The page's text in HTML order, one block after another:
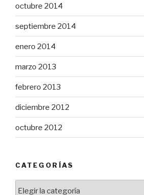
octubre 2014
septiembre 2014
enero 2014
marzo 2013
febrero 2013
diciembre 2012
octubre 2012
CATEGORÍAS